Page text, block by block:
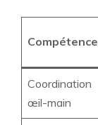
Compétence
Coordination
œil-main